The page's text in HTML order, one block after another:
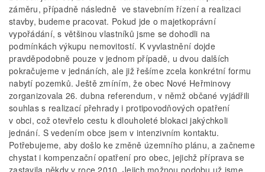
záměru, případně následně ve stavebním řízení a realizaci
stavby, budeme pracovat. Pokud jde o majetkoprávní
vypořádání, s většinou vlastníků jsme se dohodli na
podmínkách výkupu nemovitostí. K vyvlastnění dojde
pravděpodobně pouze v jednom případě, u dvou dalších
pokračujeme v jednáních, ale již řešíme zcela konkrétní formu
nabytí pozemků. Ještě zmíním, že obec Nové Heřminovy
zorganizovala 26. dubna referendum, v němž občané vyjádřili
souhlas s realizací přehrady i protipovodňových opatření
v obci, což otevřelo cestu k dlouholeté blokaci jakýchkoli
jednání. S vedením obce jsem v intenzivním kontaktu.
Potřebujeme, aby došlo ke změně územního plánu, a začneme
chystat i kompenzační opatření pro obec, jejichž příprava se